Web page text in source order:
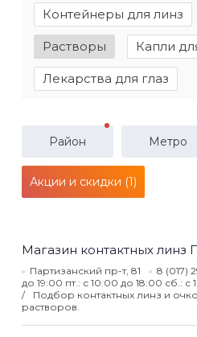
Контейнеры для линз
Растворы Капли
Лекарства для глаз
Район Метро
Акции и скидки (1)
Магазин контактных линз
Партизанский пр-т, 81 8 (017)
до 19:00 пт.: с 10:00 до 18:00 сб.:
Подбор контактных линз и
растворов.